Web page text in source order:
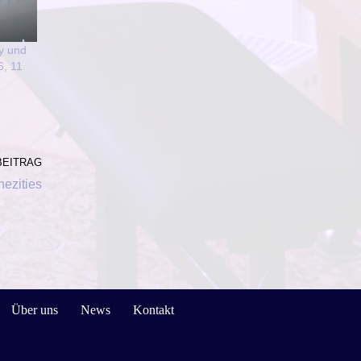
und
11
Über uns News Kontakt